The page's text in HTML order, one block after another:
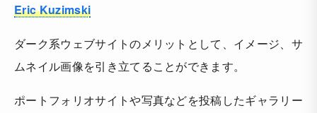
Eric Kuzimski
ダーク系ウェブサイトのメリットとして、イメージ、サ
ムネイル画像を引き立てることができます。
ポートフォリオサイトや写真などを投稿したギャラリー